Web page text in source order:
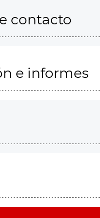
contacto
e informes